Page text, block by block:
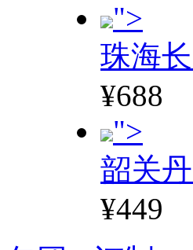
">
珠海
¥688
">
韶关
¥449